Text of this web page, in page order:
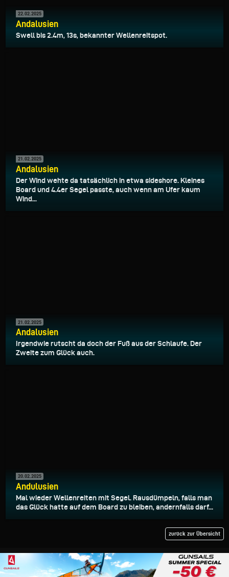
22.02.2025
Andalusien
Swell bis 2.4m, 13s, bekannter Wellenreitspot.
21.02.2025
Andalusien
Der Wind wehte da tatsächlich in etwa sideshore. Kleines
Board und 4.4er Segel passte, auch wenn am Ufer kaum
Wind...
21.02.2025
Andalusien
Irgendwie rutscht da doch der Fuß aus der Schlaufe. Der
Zweite zum Glück auch.
20.02.2025
Andulusien
Mal wieder Wellenreiten mit Segel. Rausdümpeln, falls man
das Glück hatte auf dem Board zu bleiben, andernfalls darf...
zurück zur Übersicht